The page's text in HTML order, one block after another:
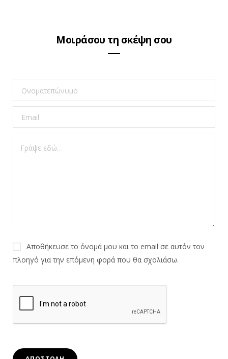
Μοιράσου τη σκέψη σου
Αποθήκευσε το όνομά μου και το email σε αυτόν τον
πλοηγό για την επόμενη φορά που θα σχολιάσω.